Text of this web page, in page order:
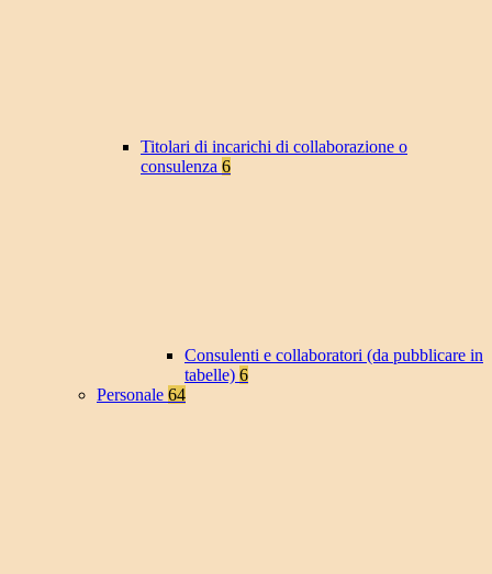
Titolari di incarichi di collaborazione o
consulenza 6
Consulenti e collaboratori (da pubblicare in
tabelle) 6
Personale 64